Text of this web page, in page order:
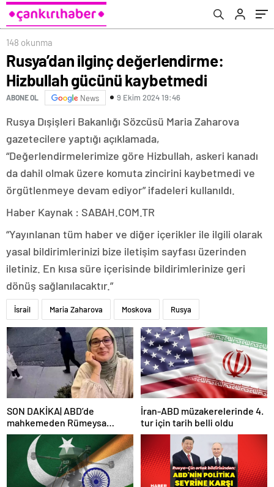
148 okunma
Rusya’dan ilginç değerlendirme:
Hizbullah gücünü kaybetmedi
ABONE OL News 9 Ekim 2024 19:46
Rusya Dışişleri Bakanlığı Sözcüsü Maria Zaharova
gazetecilere yaptığı açıklamada,
“Değerlendirmelerimize göre Hizbullah, askeri kanadı
da dahil olmak üzere komuta zincirini kaybetmedi ve
örgütlenmeye devam ediyor” ifadeleri kullanıldı.
Haber Kaynak : SABAH.COM.TR
“Yayınlanan tüm haber ve diğer içerikler ile ilgili olarak
yasal bildirimlerinizi bize iletişim sayfası üzerinden
iletiniz. En kısa süre içerisinde bildirimlerinize geri
dönüş sağlanılacaktır.”
İsrail Maria Zaharova Moskova Rusya
SON DAKİKA| ABD’de
mahkemeden Rümeysa
Öztürk kararı: Serbest
bırakıldı!
İran-ABD müzakerelerinde 4.
tur için tarih belli oldu